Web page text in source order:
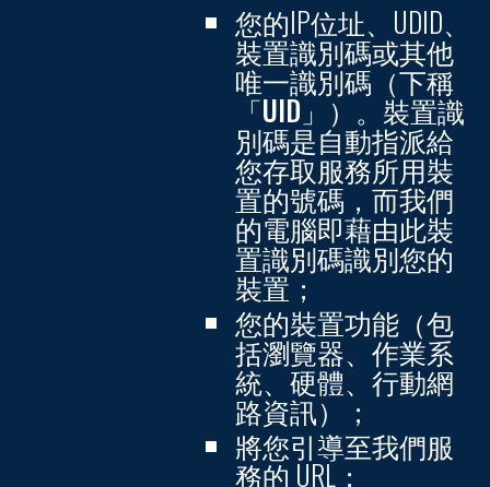
您的IP位址、UDID、
裝置識別碼或其他
唯一識別碼（下稱
「UID」）。裝置識
別碼是自動指派給
您存取服務所用裝
置的號碼，而我們
的電腦即藉由此裝
置識別碼識別您的
裝置；
您的裝置功能（包
括瀏覽器、作業系
統、硬體、行動網
路資訊）；
將您引導至我們服
務的 URL；